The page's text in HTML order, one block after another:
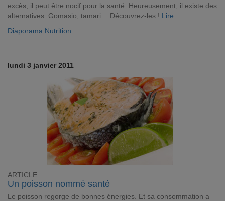
excès, il peut être nocif pour la santé. Heureusement, il existe des
alternatives. Gomasio, tamari… Découvrez-les ! Lire
Diaporama Nutrition
lundi 3 janvier 2011
ARTICLE
Un poisson nommé santé
Le poisson regorge de bonnes énergies. Et sa consommation a